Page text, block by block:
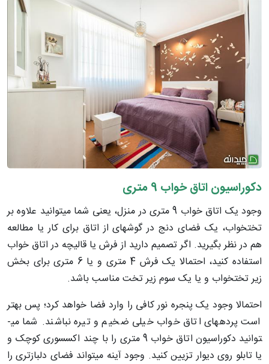
دکوراسیون اتاق خواب 9 متری
وجود یک اتاق خواب 9 متری در منزل، یعنی شما می­توانید علاوه بر
تختخواب، یک فضای دنج در گوشه­ای از اتاق برای کار یا مطالعه
هم در نظر بگیرید. اگر تصمیم دارید از فرش یا قالیچه در اتاق خواب
استفاده کنید، احتمالا یک فرش 4 متری و یا 6 متری برای بخش
زیر تختخواب و یا یک سوم زیر تخت مناسب باشد.
احتمالا وجود یک پنجره نور کافی را وارد فضا خواهد کرد؛ پس بهتر
است پرده­های اتاق خواب خیلی ضخیم و تیره نباشند. شما می­
توانید دکوراسیون اتاق خواب 9 متری را با چند اکسسوری کوچک و
یا تابلو روی دیوار تزیین کنید. وجود آینه می­تواند فضای دلبازتری را